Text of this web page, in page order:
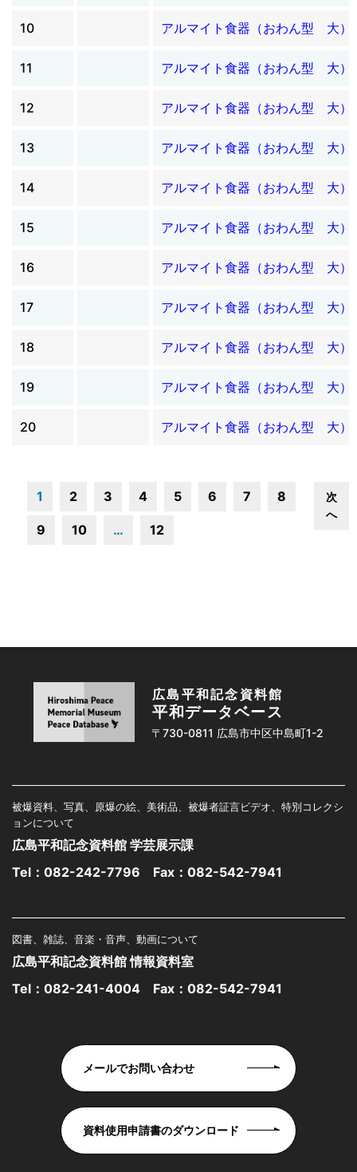
10 アルマイト食器（おわん型 大）
11 アルマイト食器（おわん型 大）
12 アルマイト食器（おわん型 大）
13 アルマイト食器（おわん型 大）
14 アルマイト食器（おわん型 大）
15 アルマイト食器（おわん型 大）
16 アルマイト食器（おわん型 大）
17 アルマイト食器（おわん型 大）
18 アルマイト食器（おわん型 大）
19 アルマイト食器（おわん型 大）
20 アルマイト食器（おわん型 大）
1 2 3 4 5 6 7 8
9 10 … 12
次
へ
広島平和記念資料館
平和データベース
〒730-0811 広島市中区中島町1-2
被爆資料、写真、原爆の絵、美術品、被爆者証言ビデオ、特別コレクシ
ョンについて
広島平和記念資料館 学芸展示課
Tel： 082-242-7796 Fax：082-542-7941
図書、雑誌、音楽・音声、動画について
広島平和記念資料館 情報資料室
Tel： 082-241-4004 Fax：082-542-7941
メールでお問い合わせ
資料使用申請書のダウンロード